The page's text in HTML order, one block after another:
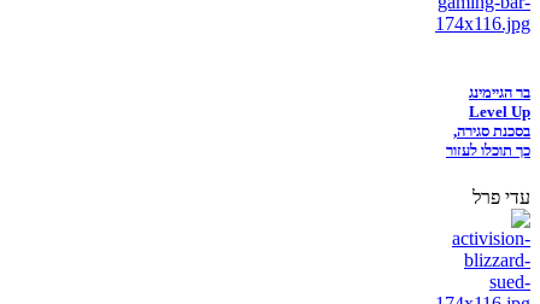
בר הגיימינג
Level Up
בסכנת סגירה,
כך תוכלו לעזור
עדי פרל